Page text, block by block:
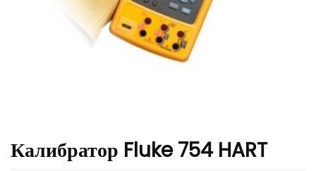
Калибратор Fluke 754 HART